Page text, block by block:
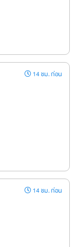
14 ชม. ก่อน
14 ชม. ก่อน